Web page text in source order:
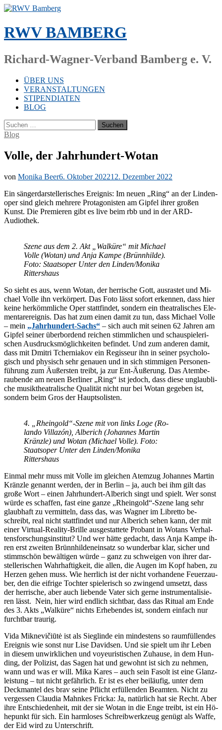
Zum
springen
RWV BAMBERG
Richard-Wagner-Verband Bamberg e. V.
ÜBER UNS
VERANSTALTUNGEN
STIPENDIATEN
BLOG
Suchen
nach:
Blog
Volle, der Jahrhundert-Wotan
von Monika Beer6. Oktober 202212. Dezember 2022
Ein sän­ger­dar­stel­le­ri­sches Er­eig­nis: Im neu­en „Ring“ an der Lin­den­
oper sind gleich meh­re­re Prot­ago­nis­ten am Gip­fel ih­rer gro­ßen
Kunst. Die Pre­mie­ren gibt es live beim rbb und in der ARD-
Audiothek.
Sze­ne aus dem 2. Akt „Wal­kü­re“ mit Mi­cha­el
Vol­le (Wo­tan) und Anja Kam­pe (Brünn­hil­de).
Foto: Staats­oper Un­ter den Linden/​Monika
Rittershaus
So sieht es aus, wenn Wo­tan, der her­ri­sche Gott, aus­ras­tet und Mi­
cha­el Vol­le ihn ver­kör­pert. Das Foto lässt so­fort er­ken­nen, dass hier
kei­ne her­kömm­li­che Oper statt­fin­det, son­dern ein thea­tra­li­sches Ele­
men­tar­ereig­nis. Das hat zum ei­nen da­mit zu tun, dass Mi­cha­el Vol­le
– mein „Jahr­hun­dert-Sachs“ – sich auch mit sei­nen 62 Jah­ren am
Gip­fel sei­ner über­bor­dend rei­chen stimm­li­chen und schau­spie­le­ri­
schen Aus­drucks­mög­lich­kei­ten be­fin­det. Und zum an­de­ren da­mit,
dass mit Dmi­t­ri Tcher­nia­kov ein Re­gis­seur ihn in sei­ner psy­cho­lo­
gisch und phy­sisch sehr ge­nau­en und in sich stim­mi­gen Per­so­nen­
füh­rung zum Äu­ßers­ten treibt, ja zur Ent-Äu­ße­rung. Das Atem­be­
rau­ben­de am neu­en Ber­li­ner „Ring“ ist je­doch, dass die­se un­glaub­li­
che mu­sik­thea­tra­li­sche Qua­li­tät nicht nur bei Wo­tan ge­ge­ben ist,
son­dern beim Gros der Hauptsolisten.
4. „Rheingold“-Szene mit von links Loge (Ro­
lan­do Vil­la­zón), Al­be­rich (Jo­han­nes Mar­tin
Kränz­le) und Wo­tan (Mi­cha­el Vol­le). Foto:
Staats­oper Un­ter den Linden/​Monika
Rittershaus
Ein­mal mehr muss mit Vol­le im glei­chen Atem­zug Jo­han­nes Mar­tin
Kränz­le ge­nannt wer­den, der in Ber­lin – ja, auch bei ihm gilt das
gro­ße Wort – ei­nen Jahr­hun­dert-Al­be­rich singt und spielt. Wer sonst
wür­de es schaf­fen, fast eine gan­ze „Rheingold“-Szene lang sehr
glaub­haft zu ver­mit­teln, dass das, was Wag­ner im Li­bret­to be­
schreibt, real nicht statt­fin­det und nur Al­be­rich se­hen kann, der mit
ei­ner Vir­tu­al-Rea­li­ty-Bril­le aus­ge­stat­te­te Pro­bant in Wo­tans Ver­hal­
tens­for­schungs­in­sti­tut? Und wer hät­te ge­dacht, dass Anja Kam­pe ih­
ren erst zwei­ten Brünn­hil­den­ein­satz so wun­der­bar klar, si­cher und
stimm­schön be­wäl­ti­gen wür­de – ganz zu schwei­gen von ih­rer dar­
stel­le­ri­schen Wahr­haf­tig­keit, die al­len, die Au­gen im Kopf ha­ben, zu
Her­zen ge­hen muss. Wie herr­lich ist der nicht vor­han­de­ne Feu­er­zau­
ber, den die eif­ri­ge Toch­ter spie­le­risch so zwin­gend um­setzt, dass
der her­ri­sche, aber auch lie­ben­de Va­ter sich ger­ne in­stru­men­ta­li­sie­
ren lässt. Nein, hier wird end­lich sicht­bar, dass das Ri­tu­al am Ende
des 3. Akts „Wal­kü­re“ nichts Er­he­ben­des ist, son­dern ein­fach nur
furcht­bar traurig.
Vida Mi­k­ne­vičiū­tė ist als Sieg­lin­de ein min­des­tens so raum­fül­len­des
Er­eig­nis wie sonst nur Lise Da­vid­sen. Und sie spielt um ihr Le­ben
in die­sem un­wirk­li­chen und voy­eu­ris­ti­schen Zu­hau­se, in dem Hun­
ding, der Po­li­zist, das Sa­gen hat und ge­wohnt ist sich zu neh­men,
wann und was er will. Mika Ka­res – auch sein Fa­solt ist eine Glanz­
leis­tung – tut nicht ge­fähr­lich. Er ist es eher bei­läu­fig, un­ter dem
Deck­man­tel des brav sei­ne Pflicht er­fül­len­den Be­am­ten. Nicht zu
ver­ges­sen Clau­dia Mahn­kes Fri­cka: Ja, na­tür­lich hat sie Recht. Aber
ihre Ent­schie­den­heit, mit der sie Wo­tan in die Enge treibt, ist ein Hö­
he­punkt für sich. Ein harm­lo­ses Schreib­werk­zeug ge­nügt als Waf­fe,
der Eid wird zu Unterschrift.